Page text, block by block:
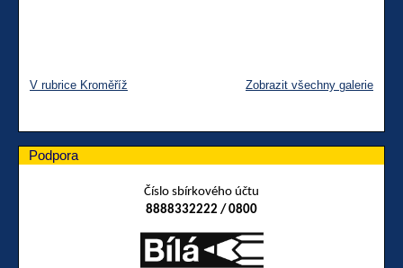
V rubrice Kroměříž Zobrazit všechny galerie
Podpora
Číslo sbírkového účtu
8888332222 / 0800